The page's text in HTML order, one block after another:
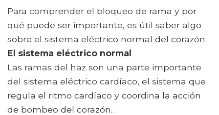
Para comprender el bloqueo de rama y por
qué puede ser importante, es útil saber algo
sobre el sistema eléctrico normal del corazón.
El sistema eléctrico normal
Las ramas del haz son una parte importante
del sistema eléctrico cardíaco, el sistema que
regula el ritmo cardíaco y coordina la acción
de bombeo del corazón..